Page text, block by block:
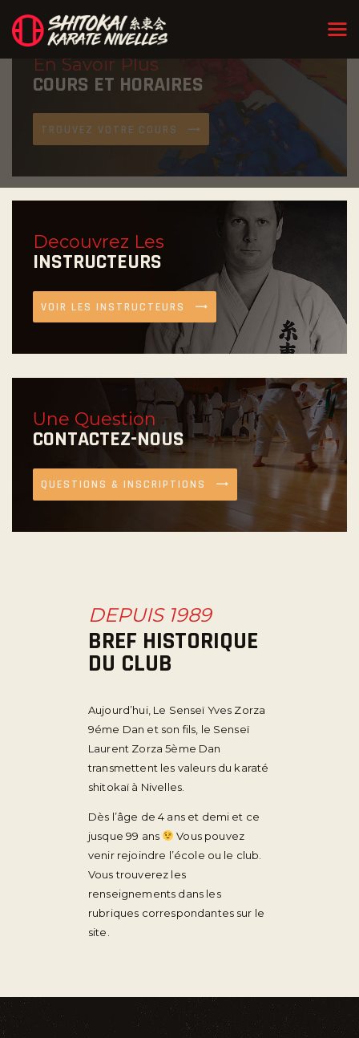
En Savoir Plus
COURS ET HORAIRES
TROUVEZ VOTRE COURS
Decouvrez Les
INSTRUCTEURS
VOIR LES INSTRUCTEURS
Une Question
CONTACTEZ-NOUS
QUESTIONS & INSCRIPTIONS
DEPUIS 1989
BREF HISTORIQUE
DU CLUB
Aujourd’hui, Le Senseï Yves Zorza
9éme Dan et son fils, le Senseï
Laurent Zorza 5ème Dan
transmettent les valeurs du karaté
shitokaï à Nivelles.
Dès l’âge de 4 ans et demi et ce
jusque 99 ans
Vous pouvez
venir rejoindre l’école ou le club.
Vous trouverez les
renseignements dans les
rubriques correspondantes sur le
site.